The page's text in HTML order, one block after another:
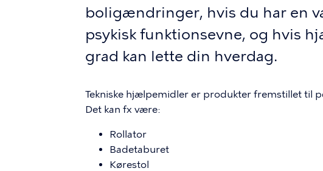
boligændringer, hvis du har en
psykisk funktionsevne, og hvis
grad kan lette din hverdag.
Tekniske hjælpemidler er produkter fremstillet til
Det kan fx være:
Rollator
Badetaburet
Kørestol